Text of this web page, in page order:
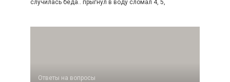
случилась беда.. прыгнул в воду сломал 4, 5,
Ответы на вопросы